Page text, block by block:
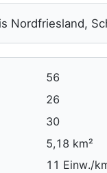
Nordfriesland,
56
26
30
5,18 km²
11 Einw./